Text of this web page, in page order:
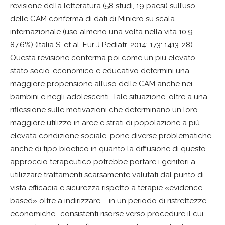
revisione della letteratura (58 studi, 19 paesi) sull’uso
delle CAM conferma di dati di Miniero su scala
internazionale (uso almeno una volta nella vita 10.9-
87.6%) (Italia S. et al, Eur J Pediatr. 2014; 173: 1413-28).
Questa revisione conferma poi come un più elevato
stato socio-economico e educativo determini una
maggiore propensione all’uso delle CAM anche nei
bambini e negli adolescenti. Tale situazione, oltre a una
riflessione sulle motivazioni che determinano un loro
maggiore utilizzo in aree e strati di popolazione a più
elevata condizione sociale, pone diverse problematiche
anche di tipo bioetico in quanto la diffusione di questo
approccio terapeutico potrebbe portare i genitori a
utilizzare trattamenti scarsamente valutati dal punto di
vista efficacia e sicurezza rispetto a terapie «evidence
based» oltre a indirizzare – in un periodo di ristrettezze
economiche -consistenti risorse verso procedure il cui